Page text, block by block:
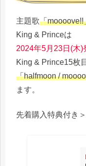
主題歌「mooooveǃǃ
King & Princeは
2024年5月23日(木)
King & Prince15枚
「halfmoon /
ます。
先着購入特典付き